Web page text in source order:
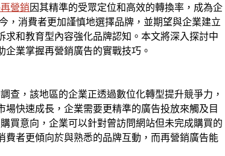
營銷因其精準的受眾定位和高效的轉換率，成為企
，消費者更加謹慎地選擇品牌，並期望與企業建立
和教育型內容強化品牌認知。本文將深入探討中
業掌握再營銷廣告的實戰技巧。
查，該地區的企業正透過數位化轉型提升競爭力，
快速成長，企業需要更精準的廣告投放來觸及目
買意向，企業可以針對曾訪問網站但未完成購買的
者更傾向於與熟悉的品牌互動，而再營銷廣告能